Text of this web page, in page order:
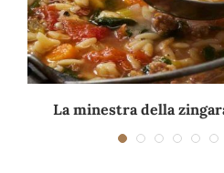
La minestra della